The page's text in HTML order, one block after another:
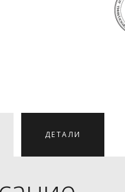
ДЕТАЛИ